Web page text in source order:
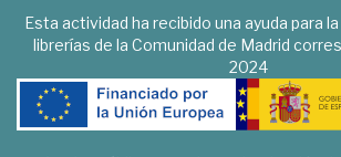
Esta actividad ha recibido una ayuda para
librerías de la Comunidad de Madrid
2024